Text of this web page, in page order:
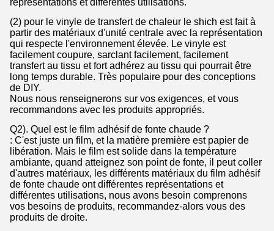
représentations et différentes utilisations.
(2) pour le vinyle de transfert de chaleur le shich est fait à
partir des matériaux d'unité centrale avec la représentation
qui respecte l'environnement élevée. Le vinyle est
facilement coupure, sarclant facilement, facilement
transfert au tissu et fort adhérez au tissu qui pourrait être
long temps durable. Très populaire pour des conceptions
de DIY.
Nous nous renseignerons sur vos exigences, et vous
recommandons avec les produits appropriés.
Q2). Quel est le film adhésif de fonte chaude ?
: C'est juste un film, et la matière première est papier de
libération. Mais le film est solide dans la température
ambiante, quand atteignez son point de fonte, il peut coller
d'autres matériaux, les différents matériaux du film adhésif
de fonte chaude ont différentes représentations et
différentes utilisations, nous avons besoin comprenons
vos besoins de produits, recommandez-alors vous des
produits de droite.